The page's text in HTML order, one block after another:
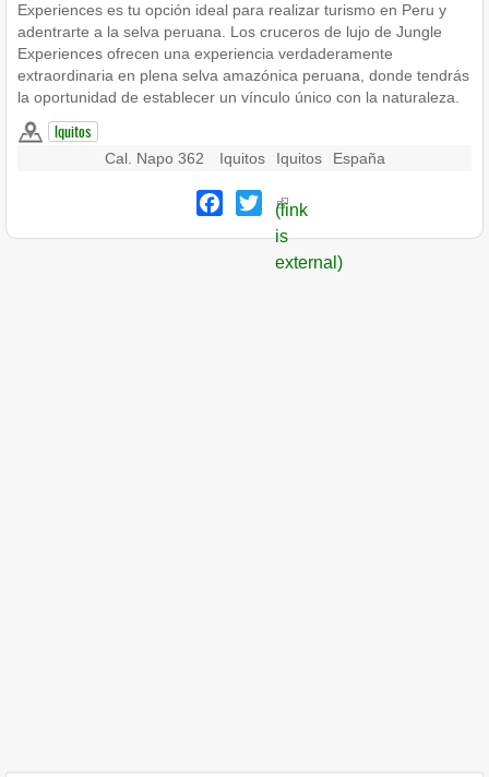
Experiences es tu opción ideal para realizar turismo en Peru y
adentrarte a la selva peruana. Los cruceros de lujo de Jungle
Experiences ofrecen una experiencia verdaderamente
extraordinaria en plena selva amazónica peruana, donde tendrás
la oportunidad de establecer un vínculo único con la naturaleza.
Iquitos
Cal. Napo 362 Iquitos Iquitos España
Facebook
Twitter
(link
is
external)